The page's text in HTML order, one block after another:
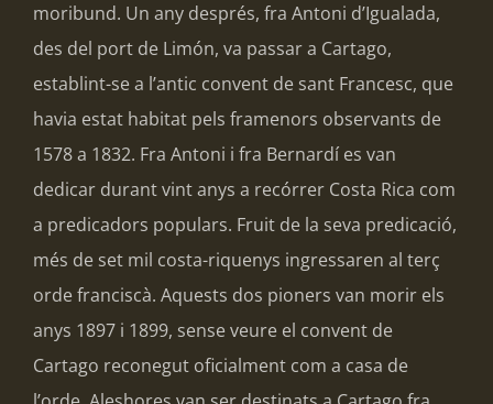
moribund. Un any després, fra Antoni d’Igualada,
des del port de Limón, va passar a Cartago,
establint-se a l’antic convent de sant Francesc, que
havia estat habitat pels framenors observants de
1578 a 1832. Fra Antoni i fra Bernardí es van
dedicar durant vint anys a recórrer Costa Rica com
a predicadors populars. Fruit de la seva predicació,
més de set mil costa-riquenys ingressaren al terç
orde franciscà. Aquests dos pioners van morir els
anys 1897 i 1899, sense veure el convent de
Cartago reconegut oficialment com a casa de